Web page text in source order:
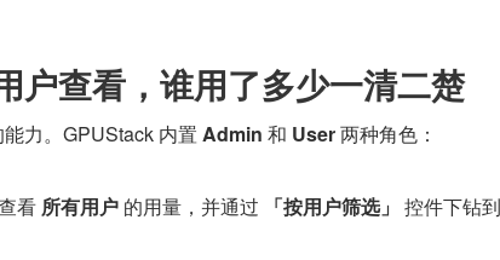
户查看，谁用了多少一清二楚
力。GPUStack 内置 Admin 和 User 两种角色：
看 所有用户 的用量，并通过 「按用户筛选」 控件下钻